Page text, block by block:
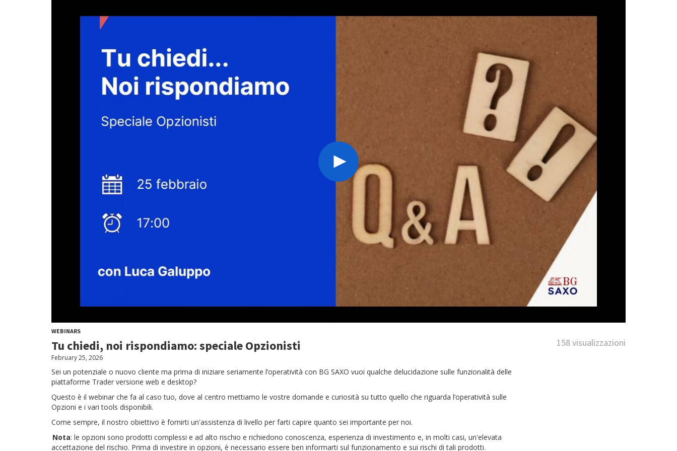
WEBINARS
Tu chiedi, noi rispondiamo: speciale Opzionisti 158 visualizzazioni
February 25, 2026
Sei un potenziale o nuovo cliente ma prima di iniziare seriamente l’operatività con BG SAXO vuoi qualche delucidazione sulle funzionalità delle
piattaforme Trader versione web e desktop?
Questo è il webinar che fa al caso tuo, dove al centro mettiamo le vostre domande e curiosità su tutto quello che riguarda l’operatività sulle
Opzioni e i vari tools disponibili.
Come sempre, il nostro obiettivo è fornirti un'assistenza di livello per farti capire quanto sei importante per noi.
Nota: le opzioni sono prodotti complessi e ad alto rischio e richiedono conoscenza, esperienza di investimento e, in molti casi, un'elevata
accettazione del rischio. Prima di investire in opzioni, è necessario essere ben informarti sul funzionamento e sui rischi di tali prodotti.